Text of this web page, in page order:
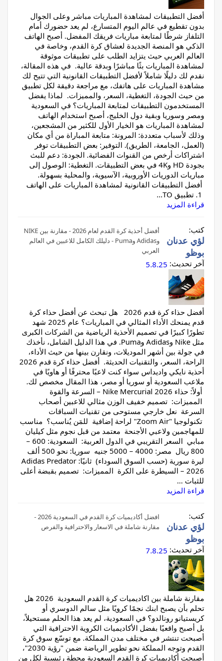
أفضل التطبيقات لمشاهدة المباريات مباشر وعلى الجوال
بدون تقطيع في عالم اليوم المتسارع، لم يعد حضورك أمام
التلفاز شرطًا لمتابعة مباريات فريقك المفضل. أصبح الهاتف
الذكي هو المنصة الجديدة لعشاق كرة القدم، وخاصة في
العالم العربي حيث يتزايد الطلب على تطبيقات موثوقة
لمشاهدة المباريات بثًا مباشرًا وبدقة عالية. في هذه المقالة،
نقدم لك دليلًا شاملاً لأفضل التطبيقات القانونية التي تتيح لك
مشاهدة المباريات على هاتفك، مع مراجعة دقيقة لكل تطبيق
من حيث الجودة، التغطية، السعر، والمميزات. لماذا يفضل
المستخدمون التطبيقات لمتابعة المباريات؟ في السعودية
ومصر وسوريا وبقية دول الخليج، أصبح استخدام الهاتف
لمشاهدة المباريات هو الخيار الأول للكثير من المشجعين،
وذلك لأسباب متعددة: المرونة: متابعة المباراة من أي مكان
(العمل، الجامعة، الطريق). التوفير: بعض التطبيقات توفر
اشتراكات أرخص من القنوات الفضائية. الجودة: دعم للبث
بجودة HD و4K في بعض التطبيقات. التغطية: الوصول إلى
مباريات الدوريات الأوروبية، الآسيوية، والمحلية بسهولة.
أفضل التطبيقات القانونية لمشاهدة المباريات على الهاتف
قراءة المزيد
أفضل أحذية كرة القدم لعام 2026 - مقارنة بين NIKE
وAdidas وPuma - دليلك الكامل للاعبين في العالم
العربي
كتب:
لؤي عدنان
بوظو
آخر تحديث: 5.8.25
أفضل حذاء كرة قدم 2026 هل تبحث عن أفضل حذاء كرة
قدم يمنحك الأداء المثالي في المباريات؟ عام 2025 شهد
تطورًا كبيرًا في تصميم الأحذية الرياضية من الشركات الكبرى
مثل Nike وAdidas وPuma. في هذا الدليل الشامل، نأخذك
في جولة بين أشهر الموديلات، ونقارن بينها من حيث الأداء،
الراحة، السعر، والتقنيات الحديثة. أفضل حذاء كرة قدم 2026
أحذية نايكي واديداس سواء كنت لاعبًا محترفًا أو هاويًا في
ملاعب السعودية أو سوريا أو مصر، هذا المقال مخصص لك.
أولاً: حذاء Nike Mercurial 2026 – السرعة والقوة
المميزات: تصميم خفيف الوزن مثالي للاعبين أصحاب
السرعة نعل خارجي مستوحى من تقنيات السباقات
تكنولوجيا "Zoom Air" لراحة إضافية للمَن يُناسب؟ مناسب
للمهاجمين ولاعبي الأجنحة معتمد من قبل نجوم مثل كيليان
مبابي السعر التقريبي في الدول العربية: السعودية: 600 –
800 ريال مصر: 4000 – 5000 جنيه سوريا: نحو 500 ألف
ليرة سورية (حسب السوق السوداء) ثانيًا: Adidas Predator
2026 – السيطرة على الكرة المميزات: تصميم بقبضة أعلى
للثبات ...
قراءة المزيد
افضل أكاديميات كرة القدم في السعودية 2026 -
مقارنة شاملة في الاسعار والاحترافية والفرص
كتب:
لؤي عدنان
بوظو
آخر تحديث: 7.8.25
مقارنة شاملة بين اكاديميات كرة القدم السعودية 2026 هل
تحلم بأن يصبح ابنك نجمًا كرويًا مثل سالم الدوسري أو
كريستيانو رونالدو؟ في السعودية، لم يعد هذا الحلم مستحيلاً،
بل أصبح واقعيًا بفضل الأكاديميات الكروية الاحترافية التي
أصبحت تنتشر في مختلف مدن المملكة. مع توسّع سوق كرة
القدم وتوجه المملكة نحو تطوير الرياضة ضمن "رؤية 2030"،
أصبحت أكاديميات كرة القدم السعودية محطة رئيسية لكل من